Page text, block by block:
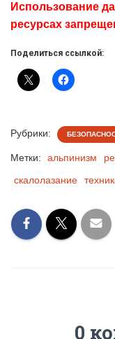
Использование
ресурсах
Поделиться ссылкой:
Рубрики:
Метки: альпинизм
скалолазание
0